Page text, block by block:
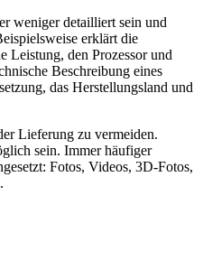
weniger detailliert sein und
erklärt die
Leistung, den Prozessor und
Beschreibung eines
das Herstellungsland und
Lieferung zu vermeiden.
sein. Immer häufiger
Fotos, Videos, 3D-Fotos,